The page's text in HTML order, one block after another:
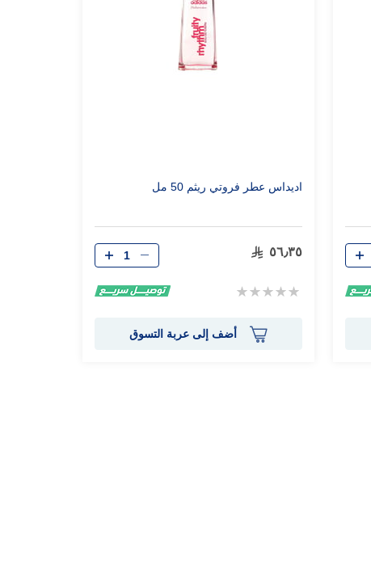
اديداس عطر فروتي ريثم 50 مل
٥٦٫٣٥
Rating:
الكمية
أضف إلى عربة التسوق